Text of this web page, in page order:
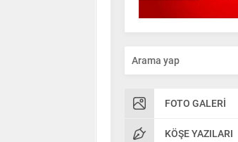
FOTO GALERI
KÖŞE YAZILARI